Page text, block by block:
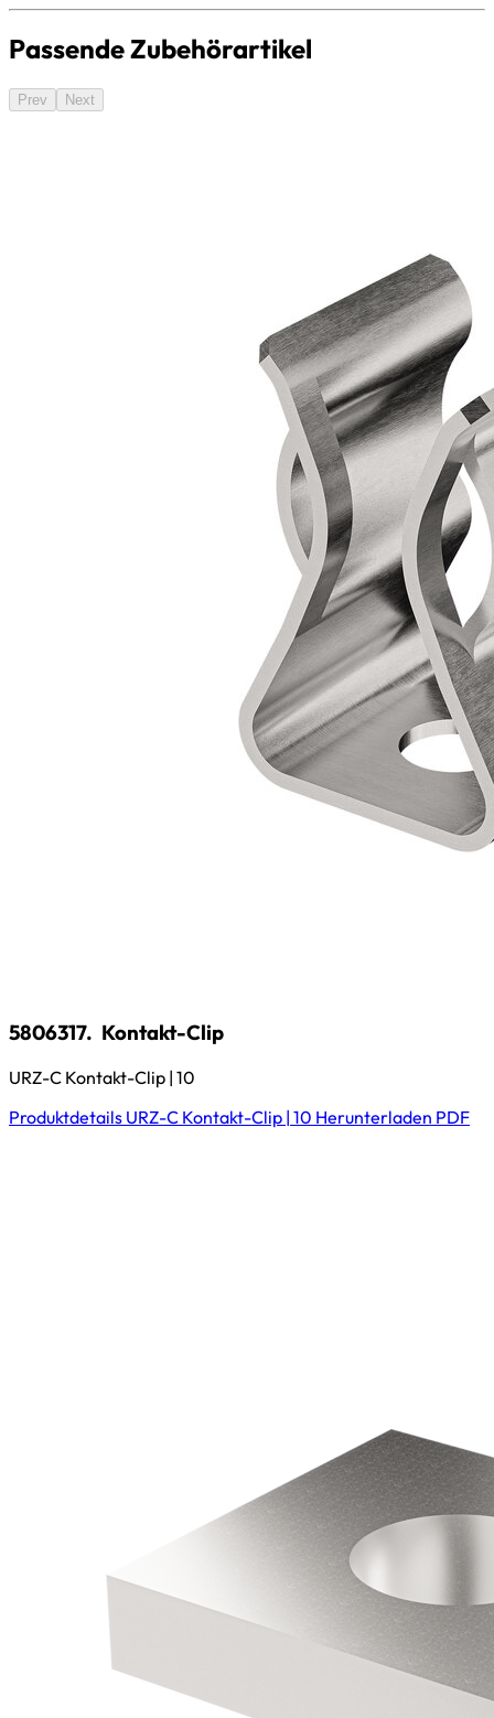
Passende Zubehörartikel
Prev Next
5806317. Kontakt-Clip
URZ-C Kontakt-Clip | 10
Produktdetails URZ-C Kontakt-Clip | 10 Herunterladen PDF